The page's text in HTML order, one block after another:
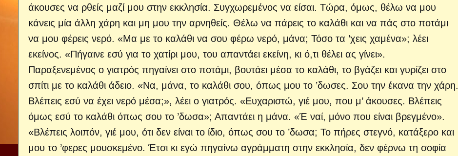
άκουσες να ρθείς μαζί μου στην εκκλησία. Συγχωρεμένος να είσαι. Τώρα, όμως, θέλω να μου
κάνεις μία άλλη χάρη και μη μου την αρνηθείς. Θέλω να πάρεις το καλάθι και να πάς στο ποτάμι
να μου φέρεις νερό. «Μα με το καλάθι να σου φέρω νερό, μάνα; Τόσο τα ’χεις χαμένα»; λέει
εκείνος. «Πήγαινε εσύ για το χατίρι μου, του απαντάει εκείνη, κι ό,τι θέλει ας γίνει».
Παραξενεμένος ο γιατρός πηγαίνει στο ποτάμι, βουτάει μέσα το καλάθι, το βγάζει και γυρίζει στο
σπίτι με το καλάθι άδειο. «Να, μάνα, το καλάθι σου, όπως μου το ’δωσες. Σου την έκανα την χάρη.
Βλέπεις εσύ να έχει νερό μέσα;», λέει ο γιατρός. «Ευχαριστώ, γιέ μου, που μ’ άκουσες. Βλέπεις
όμως εσύ το καλάθι όπως σου το ’δωσα»; Απαντάει η μάνα. «Έ ναί, μόνο που είναι βρεγμένο».
«Βλέπεις λοιπόν, γιέ μου, ότι δεν είναι το ίδιο, όπως σου το ’δωσα; Το πήρες στεγνό, κατάξερο και
μου το ’φερες μουσκεμένο. Έτσι κι εγώ πηγαίνω αγράμματη στην εκκλησία, δεν φέρνω τη σοφία